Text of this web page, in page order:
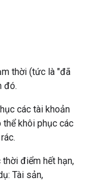
thời (tức là "đã
đó.
các tài khoản
thể khôi phục các
điểm hết hạn,
Tài sản,